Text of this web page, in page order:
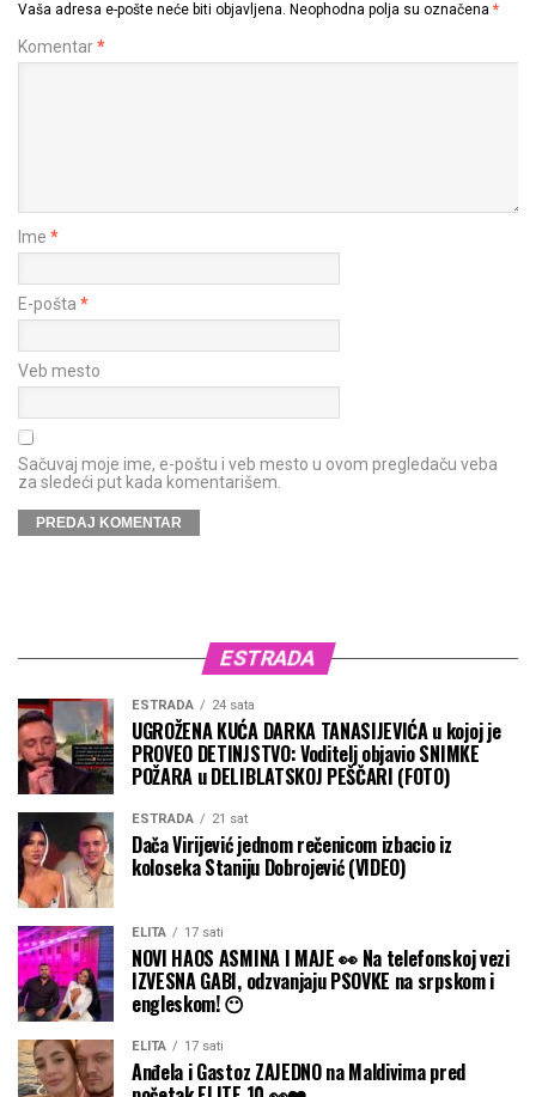
Vaša adresa e-pošte neće biti objavljena. Neophodna polja su označena *
Komentar*
Ime *
E-pošta *
Veb mesto
Sačuvaj moje ime, e-poštu i veb mesto u ovom pregledaču veba
za sledeći put kada komentarišem.
ESTRADA
ESTRADA 24 sata
UGROŽENA KUĆA DARKA TANASIJEVIĆA u kojoj je
PROVEO DETINJSTVO: Voditelj objavio SNIMKE
POŽARA u DELIBLATSKOJ PEŠČARI (FOTO)
ESTRADA 21 sat
Dača Virijević jednom rečenicom izbacio iz
koloseka Staniju Dobrojević (VIDEO)
ELITA 17 sati
NOVI HAOS ASMINA I MAJE 👀 Na telefonskoj vezi
IZVESNA GABI, odzvanjaju PSOVKE na srpskom i
engleskom! 😶
ELITA 17 sati
Anđela i Gastoz ZAJEDNO na Maldivima pred